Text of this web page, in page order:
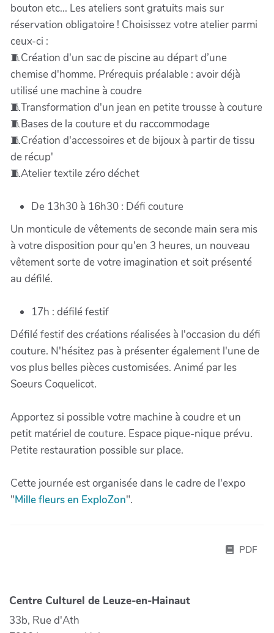
bouton etc... Les ateliers sont gratuits mais sur
réservation obligatoire ! Choisissez votre atelier parmi
ceux-ci :
🧵Création d'un sac de piscine au départ d’une
chemise d'homme. Prérequis préalable : avoir déjà
utilisé une machine à coudre
🧵Transformation d'un jean en petite trousse à couture
🧵Bases de la couture et du raccommodage
🧵Création d'accessoires et de bijoux à partir de tissu
de récup'
🧵Atelier textile zéro déchet
De 13h30 à 16h30 : Défi couture
Un monticule de vêtements de seconde main sera mis
à votre disposition pour qu'en 3 heures, un nouveau
vêtement sorte de votre imagination et soit présenté
au défilé.
17h : défilé festif
Défilé festif des créations réalisées à l'occasion du défi
couture. N'hésitez pas à présenter également l'une de
vos plus belles pièces customisées. Animé par les
Soeurs Coquelicot.
Apportez si possible votre machine à coudre et un
petit matériel de couture. Espace pique-nique prévu.
Petite restauration possible sur place.
Cette journée est organisée dans le cadre de l'expo
"Mille fleurs en ExploZon".
PDF
Centre Culturel de Leuze-en-Hainaut
33b, Rue d'Ath